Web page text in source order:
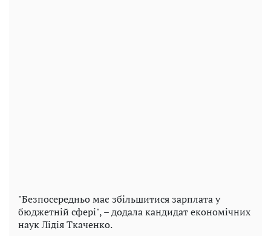
"Безпосередньо має збільшитися зарплата у
бюджетній сфері", – додала кандидат економічних
наук Лідія Ткаченко.